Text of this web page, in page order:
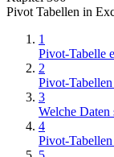
Pivot Tabellen in
1
Pivot-Tabelle
2
Pivot-
3
Welche
4
Pivot-